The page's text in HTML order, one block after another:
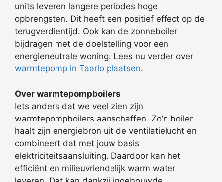
units leveren langere periodes hoge
opbrengsten. Dit heeft een positief effect op de
terugverdientijd. Ook kan de zonneboiler
bijdragen met de doelstelling voor een
energieneutrale woning. Lees nu verder over
warmtepomp in Taarlo plaatsen.
Over warmtepompboilers
Iets anders dat we veel zien zijn
warmtepompboilers aanschaffen. Zo’n boiler
haalt zijn energiebron uit de ventilatielucht en
combineert dat met jouw basis
elektriciteitsaansluiting. Daardoor kan het
efficiënt en milieuvriendelijk warm water